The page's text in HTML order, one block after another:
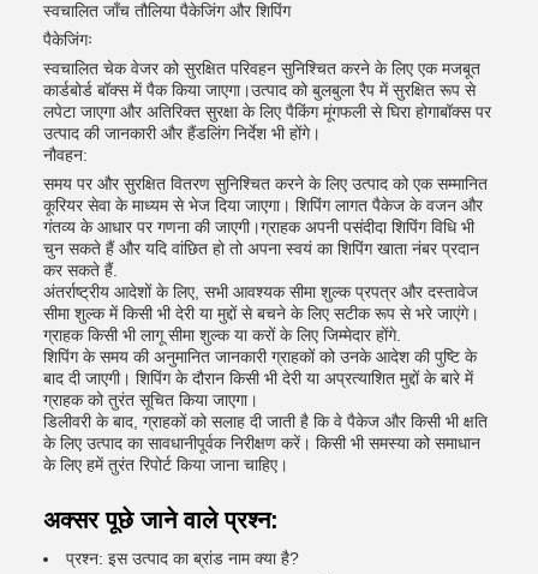
स्वचालित जाँच तौलिया पैकेजिंग और शिपिंग
पैकेजिंगः
स्वचालित चेक वेजर को सुरक्षित परिवहन सुनिश्चित करने के लिए एक मजबूत
कार्डबोर्ड बॉक्स में पैक किया जाएगा।उत्पाद को बुलबुला रैप में सुरक्षित रूप से
लपेटा जाएगा और अतिरिक्त सुरक्षा के लिए पैकिंग मूंगफली से घिरा होगाबॉक्स पर
उत्पाद की जानकारी और हैंडलिंग निर्देश भी होंगे।
नौवहन:
समय पर और सुरक्षित वितरण सुनिश्चित करने के लिए उत्पाद को एक सम्मानित
कूरियर सेवा के माध्यम से भेज दिया जाएगा। शिपिंग लागत पैकेज के वजन और
गंतव्य के आधार पर गणना की जाएगी।ग्राहक अपनी पसंदीदा शिपिंग विधि भी
चुन सकते हैं और यदि वांछित हो तो अपना स्वयं का शिपिंग खाता नंबर प्रदान
कर सकते हैं.
अंतर्राष्ट्रीय आदेशों के लिए, सभी आवश्यक सीमा शुल्क प्रपत्र और दस्तावेज
सीमा शुल्क में किसी भी देरी या मुद्दों से बचने के लिए सटीक रूप से भरे जाएंगे।
ग्राहक किसी भी लागू सीमा शुल्क या करों के लिए जिम्मेदार होंगे.
शिपिंग के समय की अनुमानित जानकारी ग्राहकों को उनके आदेश की पुष्टि के
बाद दी जाएगी। शिपिंग के दौरान किसी भी देरी या अप्रत्याशित मुद्दों के बारे में
ग्राहक को तुरंत सूचित किया जाएगा।
डिलीवरी के बाद, ग्राहकों को सलाह दी जाती है कि वे पैकेज और किसी भी क्षति
के लिए उत्पाद का सावधानीपूर्वक निरीक्षण करें। किसी भी समस्या को समाधान
के लिए हमें तुरंत रिपोर्ट किया जाना चाहिए।
अक्सर पूछे जाने वाले प्रश्न:
प्रश्न: इस उत्पाद का ब्रांड नाम क्या है?